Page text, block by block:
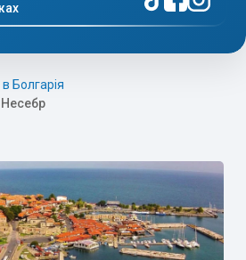
Болгарія
Несебр